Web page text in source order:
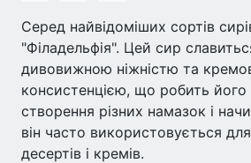
Серед найвідоміших сортів
"Філадельфія". Цей сир
дивовижною ніжністю та
консистенцією, що робить його
створення різних намазок і
він часто використовується
десертів і кремів.